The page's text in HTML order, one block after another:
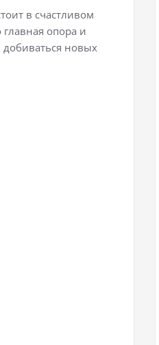
в счастливом
опора и
добиваться новых